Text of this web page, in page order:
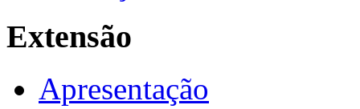
Extensão
Apresentação